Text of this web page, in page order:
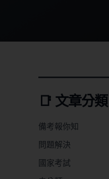
📑 文章分類
備考報你知
問題解決
國家考試